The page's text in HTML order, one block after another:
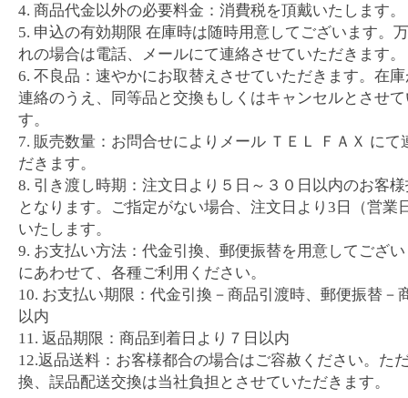
4. 商品代金以外の必要料金：消費税を頂戴いたします。
5. 申込の有効期限 在庫時は随時用意してございます。
れの場合は電話、メールにて連絡させていただきます。
6. 不良品：速やかにお取替えさせていただきます。在
連絡のうえ、同等品と交換もしくはキャンセルとさせ
す。
7. 販売数量：お問合せによりメール ＴＥＬ ＦＡＸ にて
だきます。
8. 引き渡し時期：注文日より５日～３０日以内のお客
となります。ご指定がない場合、注文日より3日（営業
いたします。
9. お支払い方法：代金引換、郵便振替を用意してござ
にあわせて、各種ご利用ください。
10. お支払い期限：代金引換－商品引渡時、郵便振替－
以内
11. 返品期限：商品到着日より７日以内
12.返品送料：お客様都合の場合はご容赦ください。た
換、誤品配送交換は当社負担とさせていただきます。